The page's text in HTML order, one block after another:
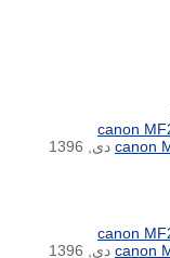
دی, 1396
دی, 1396